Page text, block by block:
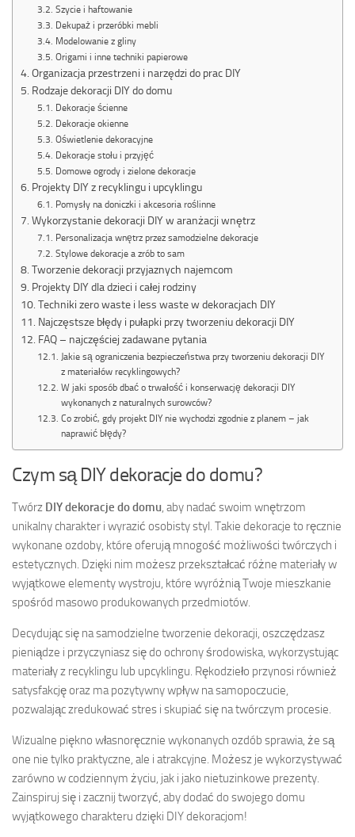
Szycie i haftowanie
Dekupaż i przeróbki mebli
Modelowanie z gliny
Origami i inne techniki papierowe
Organizacja przestrzeni i narzędzi do prac DIY
Rodzaje dekoracji DIY do domu
Dekoracje ścienne
Dekoracje okienne
Oświetlenie dekoracyjne
Dekoracje stołu i przyjęć
Domowe ogrody i zielone dekoracje
Projekty DIY z recyklingu i upcyklingu
Pomysły na doniczki i akcesoria roślinne
Wykorzystanie dekoracji DIY w aranżacji wnętrz
Personalizacja wnętrz przez samodzielne dekoracje
Stylowe dekoracje a zrób to sam
Tworzenie dekoracji przyjaznych najemcom
Projekty DIY dla dzieci i całej rodziny
Techniki zero waste i less waste w dekoracjach DIY
Najczęstsze błędy i pułapki przy tworzeniu dekoracji DIY
FAQ – najczęściej zadawane pytania
Jakie są ograniczenia bezpieczeństwa przy tworzeniu dekoracji DIY
z materiałów recyklingowych?
W jaki sposób dbać o trwałość i konserwację dekoracji DIY
wykonanych z naturalnych surowców?
Co zrobić, gdy projekt DIY nie wychodzi zgodnie z planem – jak
naprawić błędy?
Czym są DIY dekoracje do domu?
Twórz DIY dekoracje do domu , aby nadać swoim wnętrzom
unikalny charakter i wyrazić osobisty styl. Takie dekoracje to ręcznie
wykonane ozdoby, które oferują mnogość możliwości twórczych i
estetycznych. Dzięki nim możesz przekształcać różne materiały w
wyjątkowe elementy wystroju, które wyróżnią Twoje mieszkanie
spośród masowo produkowanych przedmiotów.
Decydując się na samodzielne tworzenie dekoracji, oszczędzasz
pieniądze i przyczyniasz się do ochrony środowiska, wykorzystując
materiały z recyklingu lub upcyklingu. Rękodzieło przynosi również
satysfakcję oraz ma pozytywny wpływ na samopoczucie,
pozwalając zredukować stres i skupiać się na twórczym procesie.
Wizualne piękno własnoręcznie wykonanych ozdób sprawia, że są
one nie tylko praktyczne, ale i atrakcyjne. Możesz je wykorzystywać
zarówno w codziennym życiu, jak i jako nietuzinkowe prezenty.
Zainspiruj się i zacznij tworzyć, aby dodać do swojego domu
wyjątkowego charakteru dzięki DIY dekoracjom!